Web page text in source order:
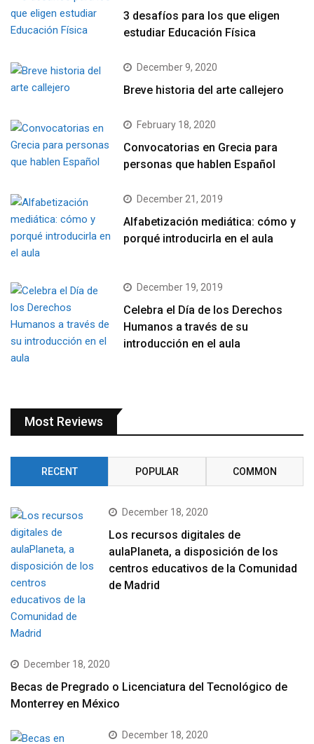
3 desafíos para los que eligen
estudiar Educación Física
December 9, 2020
Breve historia del arte callejero
February 18, 2020
Convocatorias en Grecia para
personas que hablen Español
December 21, 2019
Alfabetización mediática: cómo y
porqué introducirla en el aula
December 19, 2019
Celebra el Día de los Derechos
Humanos a través de su
introducción en el aula
Most Reviews
RECENT POPULAR COMMON
December 18, 2020
Los recursos digitales de
aulaPlaneta, a disposición de los
centros educativos de la Comunidad
de Madrid
December 18, 2020
Becas de Pregrado o Licenciatura del Tecnológico de
Monterrey en México
December 18, 2020